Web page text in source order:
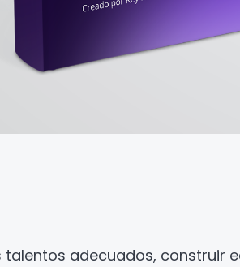
talentos adecuados, construir